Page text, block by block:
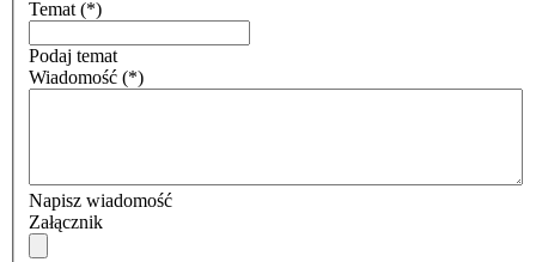
Temat (*)
Podaj temat
Wiadomość (*)
Napisz wiadomość
Załącznik